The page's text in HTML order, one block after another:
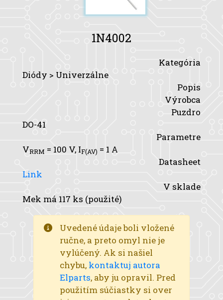
1N4002
Kategória
Diódy > Univerzálne
Popis
Výrobca
Puzdro
DO-41
Parametre
VRRM = 100 V, IF(AV) = 1 A
Datasheet
Link
V sklade
Mek má 117 ks (použité)
Uvedené údaje boli vložené
ručne, a preto omyl nie je
vylúčený. Ak si našiel
chybu, kontaktuj autora
Elparts, aby ju opravil. Pred
použitím súčiastky si over